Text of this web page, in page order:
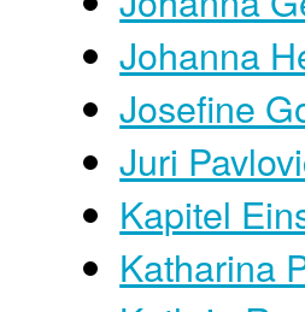
Johanna
Josefine
Juri
Kapitel
Katharina